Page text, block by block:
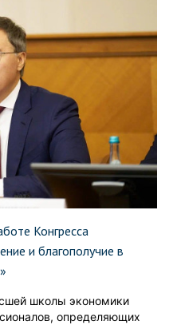
Конгресса
и благополучие в
школы экономики
определяющих